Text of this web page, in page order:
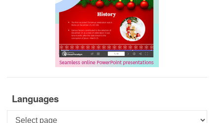
Languages
Languages